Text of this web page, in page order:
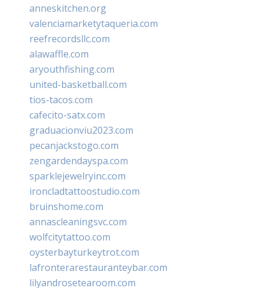
anneskitchen.org
valenciamarketytaqueria.com
reefrecordsllc.com
alawaffle.com
aryouthfishing.com
united-basketball.com
tios-tacos.com
cafecito-satx.com
graduacionviu2023.com
pecanjackstogo.com
zengardendayspa.com
sparklejewelryinc.com
ironcladtattoostudio.com
bruinshome.com
annascleaningsvc.com
wolfcitytattoo.com
oysterbayturkeytrot.com
lafronterarestauranteybar.com
lilyandrosetearoom.com